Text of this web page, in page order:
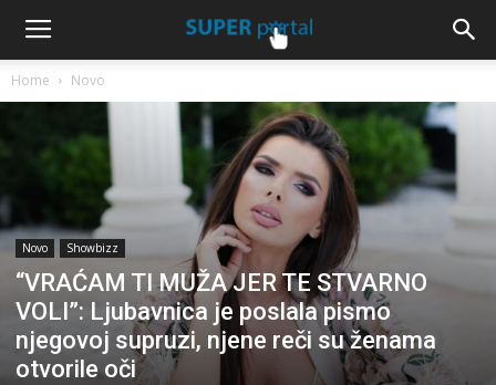
Home Novo
Novo Showbizz
“VRAĆAM TI MUŽA JER TE STVARNO
VOLI”: Ljubavnica je poslala pismo
njegovoj supruzi, njene reči su ženama
otvorile oči